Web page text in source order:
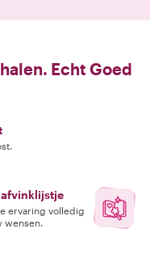
Echt Goed
ervaring volledig
wensen.